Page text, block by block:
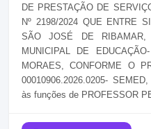
DE PRESTAÇÃO DE
Nº 2198/2024 QUE ENTRE
SÃO JOSÉ DE RIBAMAR,
MUNICIPAL DE
MORAES, CONFORME O
00010906.2026.0205- SEMED,
às funções de PROFESSOR